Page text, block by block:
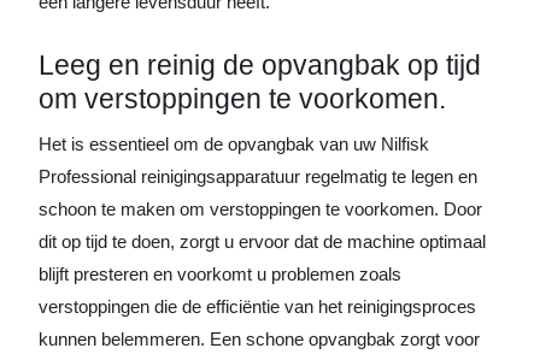
Leeg en reinig de opvangbak op tijd
om verstoppingen te voorkomen.
Het is essentieel om de opvangbak van uw Nilfisk
Professional reinigingsapparatuur regelmatig te legen en
schoon te maken om verstoppingen te voorkomen. Door
dit op tijd te doen, zorgt u ervoor dat de machine optimaal
blijft presteren en voorkomt u problemen zoals
verstoppingen die de efficiëntie van het reinigingsproces
kunnen belemmeren. Een schone opvangbak zorgt voor